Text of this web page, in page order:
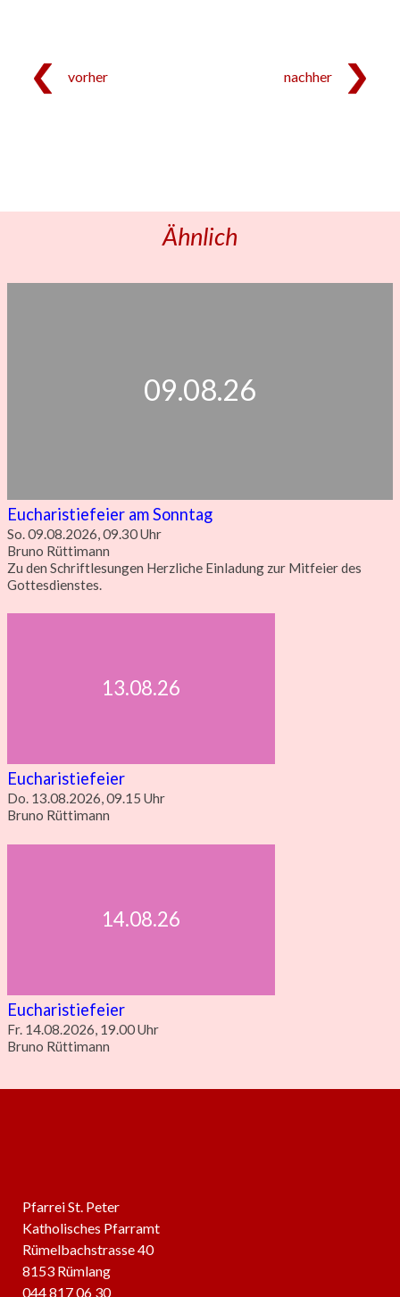
vorher nachher
Ähnlich
09.08.26
Eucharistiefeier am Sonntag
So. 09.08.2026, 09.30 Uhr
Bruno Rüttimann
Zu den Schriftlesungen Herzliche Einladung zur Mitfeier des
Gottesdienstes.
13.08.26
Eucharistiefeier
Do. 13.08.2026, 09.15 Uhr
Bruno Rüttimann
14.08.26
Eucharistiefeier
Fr. 14.08.2026, 19.00 Uhr
Bruno Rüttimann
Pfarrei St. Peter
Katholisches Pfarramt
Rümelbachstrasse 40
8153 Rümlang
044 817 06 30